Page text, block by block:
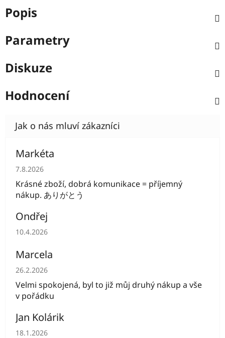
Popis
Parametry
Diskuze
Hodnocení
Markéta
Hodnocení obchodu je 5 z 5 hvězdiček.
7.8.2026
Krásné zboží, dobrá komunikace = příjemný
nákup. ありがとう
Ondřej
Hodnocení obchodu je 5 z 5 hvězdiček.
10.4.2026
Marcela
Hodnocení obchodu je 5 z 5 hvězdiček.
26.2.2026
Velmi spokojená, byl to již můj druhý nákup a vše
v pořádku
Jan Kolárik
Hodnocení obchodu je 5 z 5 hvězdiček.
18.1.2026